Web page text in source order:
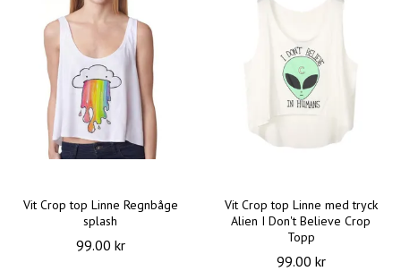
Vit Crop top Linne Regnbåge
splash
99.00 kr
Vit Crop top Linne med tryck
Alien I Don't Believe Crop
Topp
99.00 kr